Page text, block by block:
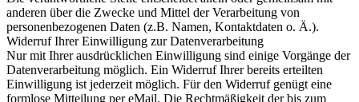
anderen über die Zwecke und Mittel der Verarbeitung von
personenbezogenen Daten (z.B. Namen, Kontaktdaten o. Ä.).
Widerruf Ihrer Einwilligung zur Datenverarbeitung
Nur mit Ihrer ausdrücklichen Einwilligung sind einige Vorgänge der
Datenverarbeitung möglich. Ein Widerruf Ihrer bereits erteilten
Einwilligung ist jederzeit möglich. Für den Widerruf genügt eine
formlose Mitteilung per eMail. Die Rechtmäßigkeit der bis zum